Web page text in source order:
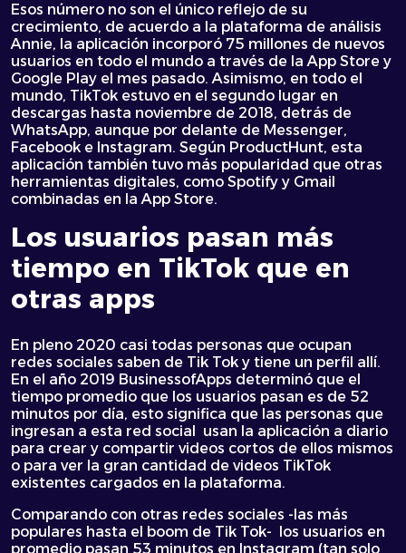
Esos número no son el único reflejo de su
crecimiento, de acuerdo a la plataforma de análisis
Annie, la aplicación incorporó 75 millones de nuevos
usuarios en todo el mundo a través de la App Store y
Google Play el mes pasado. Asimismo, en todo el
mundo, TikTok estuvo en el segundo lugar en
descargas hasta noviembre de 2018, detrás de
WhatsApp, aunque por delante de Messenger,
Facebook e Instagram. Según ProductHunt, esta
aplicación también tuvo más popularidad que otras
herramientas digitales, como Spotify y Gmail
combinadas en la App Store.
Los usuarios pasan más
tiempo en TikTok que en
otras apps
En pleno 2020 casi todas personas que ocupan
redes sociales saben de Tik Tok y tiene un perfil allí.
En el año 2019 BusinessofApps determinó que el
tiempo promedio que los usuarios pasan es de 52
minutos por día, esto significa que las personas que
ingresan a esta red social usan la aplicación a diario
para crear y compartir videos cortos de ellos mismos
o para ver la gran cantidad de videos TikTok
existentes cargados en la plataforma.
Comparando con otras redes sociales -las más
populares hasta el boom de Tik Tok- los usuarios en
promedio pasan 53 minutos en Instagram (tan solo